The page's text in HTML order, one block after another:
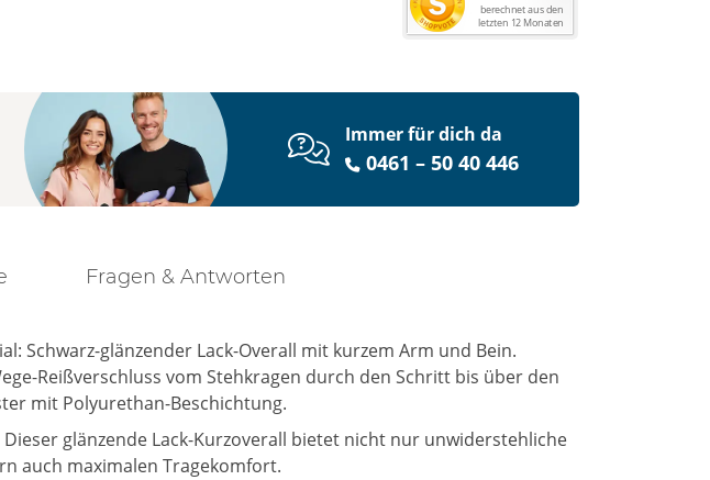
Immer für dich da
0461 – 50 40 446
Fragen & Antworten
Schwarz-glänzender Lack-Overall mit kurzem Arm und Bein.
Reißverschluss vom Stehkragen durch den Schritt bis über den
mit Polyurethan-Beschichtung.
Dieser glänzende Lack-Kurzoverall bietet nicht nur unwiderstehliche
auch maximalen Tragekomfort.